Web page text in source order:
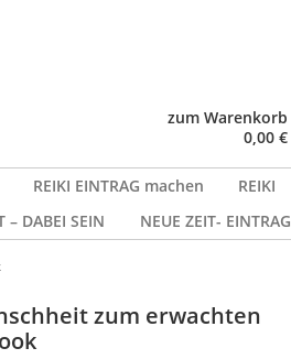
zum Warenkorb
0,00 €
REIKI EINTRAG machen
REIKI
– DABEI SEIN NEUE ZEIT- EINTRAG
zum erwachten